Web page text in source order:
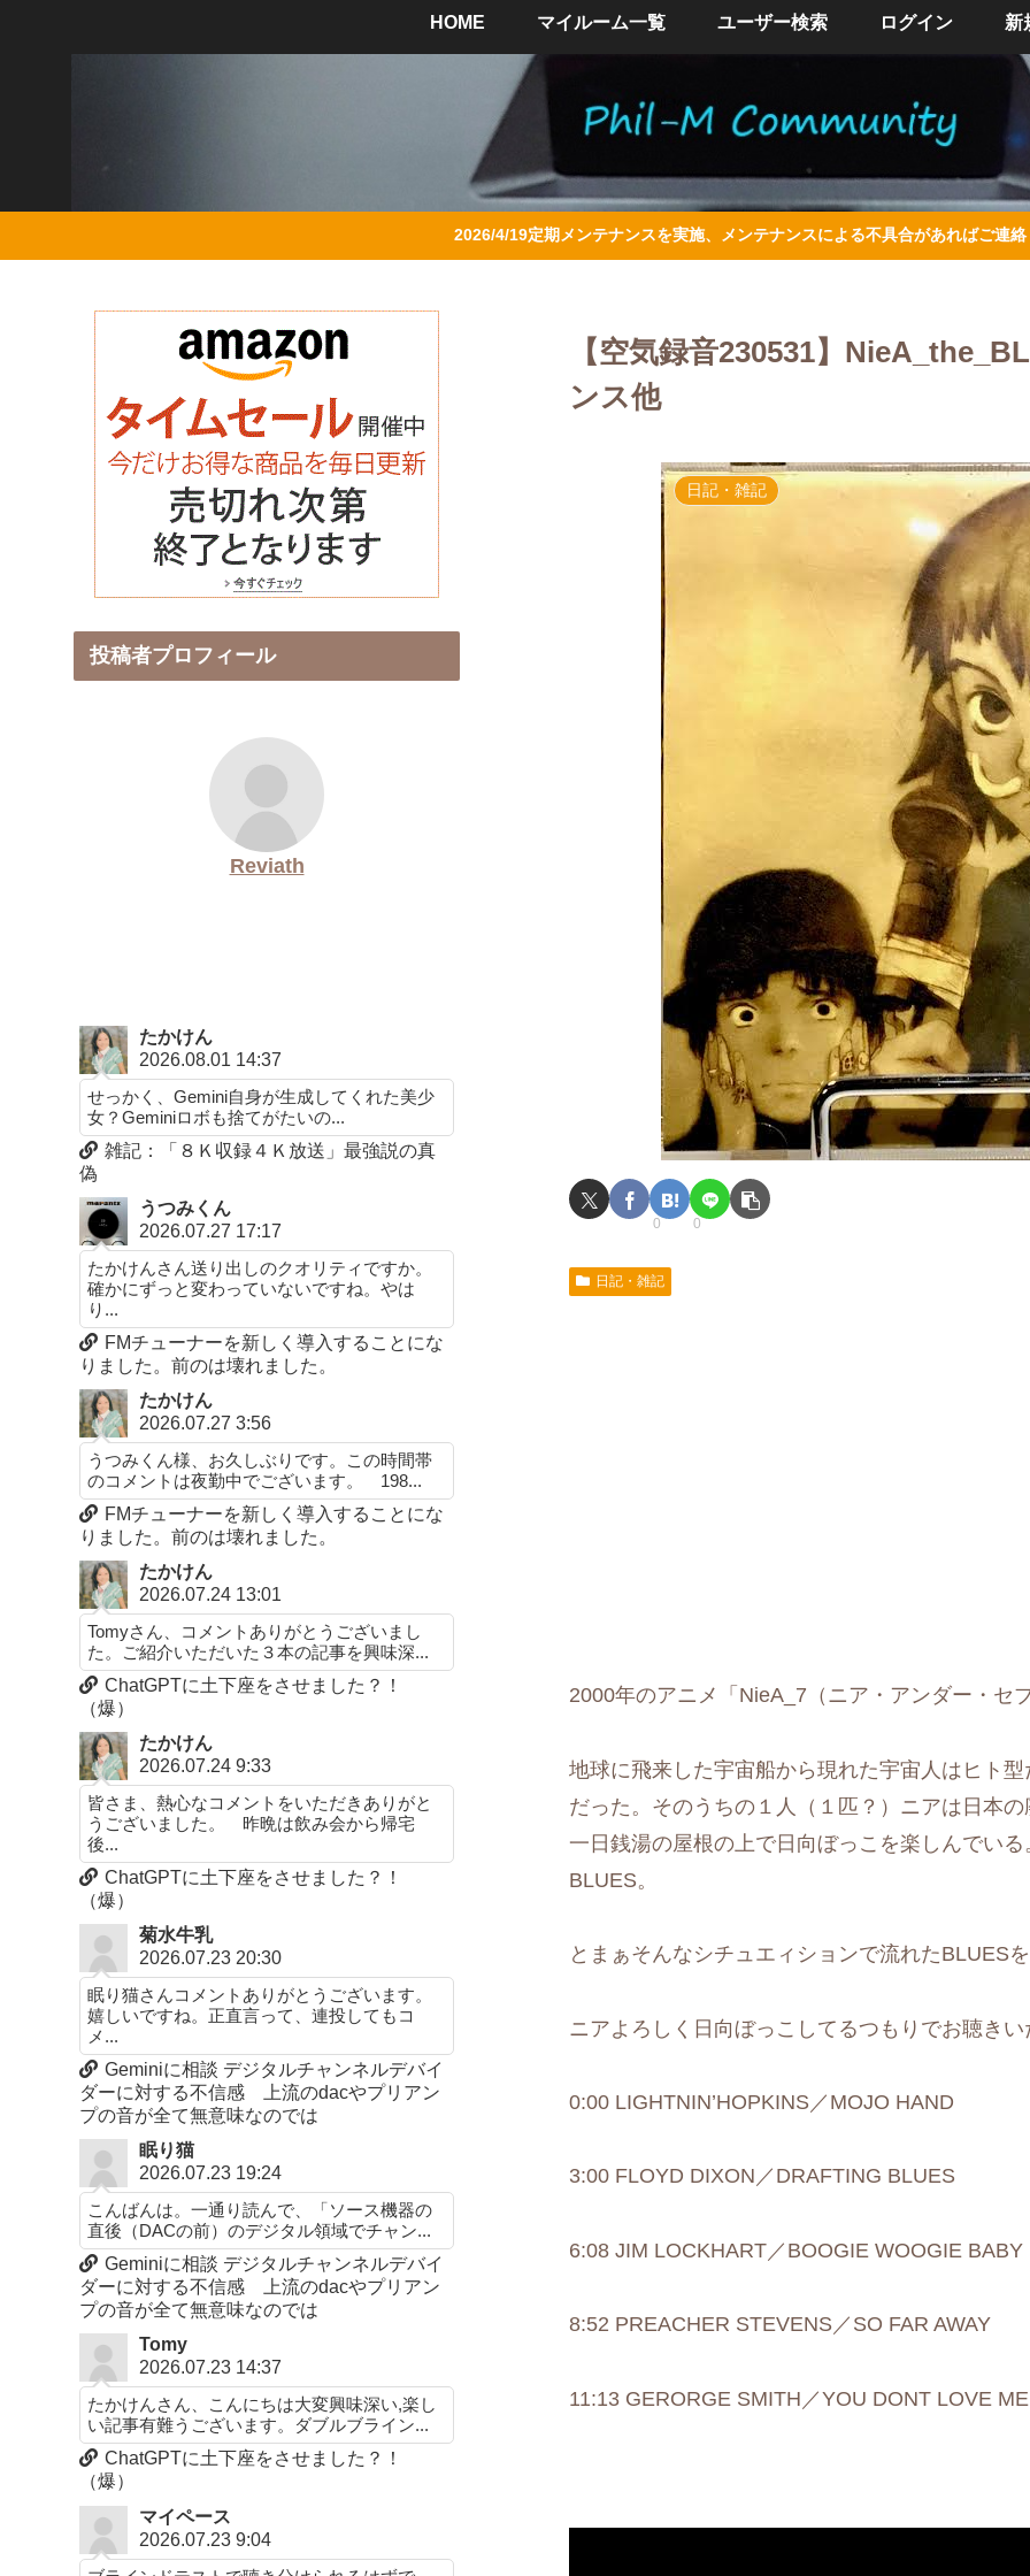
HOME マイルーム一覧 ユーザー検索 ログイン 新
2026/4/19定期メンテナンスを実施、メンテナンスによる不具合があればご連
【空気録音230531】
ンス他
日記・雑記
0 0
日記・雑記
2000年のアニメ「NieA_7（ニア・アンダー・セ
地球に飛来した宇宙船から現れた宇宙人はヒト
だった。そのうちの１人（１匹？）ニアは日本
一日銭湯の屋根の上で日向ぼっこを楽しんでい
BLUES。
とまぁそんなシチュエィションで流れたBLUES
ニアよろしく日向ぼっこしてるつもりでお聴き
0:00 LIGHTNIN’HOPKINS／MOJO HAND
3:00 FLOYD DIXON／DRAFTING BLUES
6:08 JIM LOCKHART／BOOGIE WOOGIE BABY
8:52 PREACHER STEVENS／SO FAR AWAY
11:13 GERORGE SMITH／YOU DONT LOVE ME
投稿者プロフィール
Reviath
たかけん
2026.08.01 14:37
せっかく、Gemini自身が生成してくれた美少
女？Geminiロボも捨てがたいの...
雑記：「８Ｋ収録４Ｋ放送」最強説の真
偽
うつみくん
2026.07.27 17:17
たかけんさん送り出しのクオリティですか。
確かにずっと変わっていないですね。やは
り...
FMチューナーを新しく導入することにな
りました。前のは壊れました。
たかけん
2026.07.27 3:56
うつみくん様、お久しぶりです。この時間帯
のコメントは夜勤中でございます。 198...
FMチューナーを新しく導入することにな
りました。前のは壊れました。
たかけん
2026.07.24 13:01
Tomyさん、コメントありがとうございまし
た。ご紹介いただいた３本の記事を興味深...
ChatGPTに土下座をさせました？！
（爆）
たかけん
2026.07.24 9:33
皆さま、熱心なコメントをいただきありがと
うございました。 昨晩は飲み会から帰宅
後...
ChatGPTに土下座をさせました？！
（爆）
菊水牛乳
2026.07.23 20:30
眠り猫さんコメントありがとうございます。
嬉しいですね。正直言って、連投してもコ
メ...
Geminiに相談 デジタルチャンネルデバイ
ダーに対する不信感 上流のdacやプリアン
プの音が全て無意味なのでは
眠り猫
2026.07.23 19:24
こんばんは。一通り読んで、「ソース機器の
直後（DACの前）のデジタル領域でチャン...
Geminiに相談 デジタルチャンネルデバイ
ダーに対する不信感 上流のdacやプリアン
プの音が全て無意味なのでは
Tomy
2026.07.23 14:37
たかけんさん、こんにちは大変興味深い,楽し
い記事有難うございます。ダブルブライン...
ChatGPTに土下座をさせました？！
（爆）
マイペース
2026.07.23 9:04